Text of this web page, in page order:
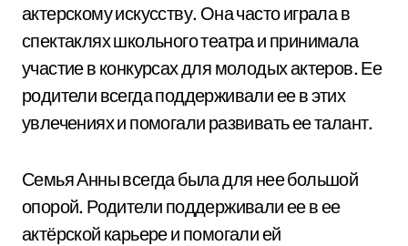
актерскому искусству. Она часто играла в
спектаклях школьного театра и принимала
участие в конкурсах для молодых актеров. Ее
родители всегда поддерживали ее в этих
увлечениях и помогали развивать ее талант.
Семья Анны всегда была для нее большой
опорой. Родители поддерживали ее в ее
актёрской карьере и помогали ей